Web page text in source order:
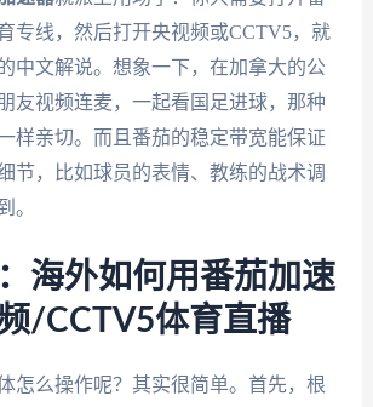
专线，然后打开央视频或CCTV5，就
中文解说。想象一下，在加拿大的公
友视频连麦，一起看国足进球，那种
样亲切。而且番茄的稳定带宽能保证
节，比如球员的表情、教练的战术调
。
海外如何用番茄加速
/CCTV5体育直播
怎么操作呢？其实很简单。首先，根